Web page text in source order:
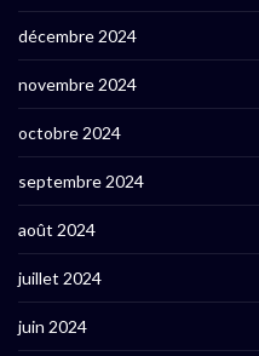
décembre 2024
novembre 2024
octobre 2024
septembre 2024
août 2024
juillet 2024
juin 2024